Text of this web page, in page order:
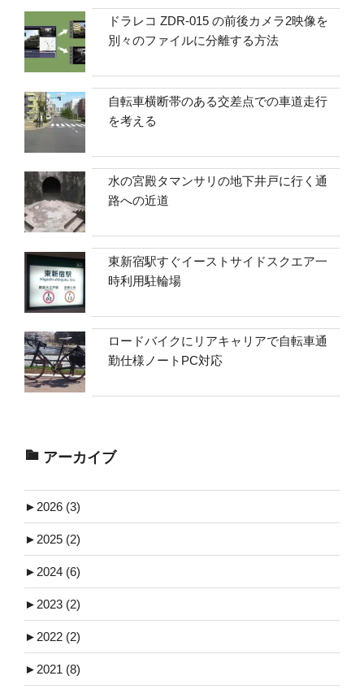
ドラレコ ZDR-015 の前後カメラ2映像を
別々のファイルに分離する方法
自転車横断帯のある交差点での車道走行
を考える
水の宮殿タマンサリの地下井戸に行く通
路への近道
東新宿駅すぐイーストサイドスクエア一
時利用駐輪場
ロードバイクにリアキャリアで自転車通
勤仕様ノートPC対応
アーカイブ
► 2026 (3)
► 2025 (2)
► 2024 (6)
► 2023 (2)
► 2022 (2)
► 2021 (8)